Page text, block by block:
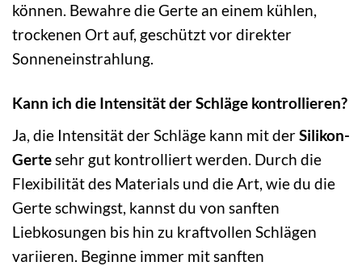
können. Bewahre die Gerte an einem kühlen,
trockenen Ort auf, geschützt vor direkter
Sonneneinstrahlung.
Kann ich die Intensität der Schläge kontrollieren?
Ja, die Intensität der Schläge kann mit derSilikon-
Gertesehr gut kontrolliert werden. Durch die
Flexibilität des Materials und die Art, wie du die
Gerte schwingst, kannst du von sanften
Liebkosungen bis hin zu kraftvollen Schlägen
variieren. Beginne immer mit sanften